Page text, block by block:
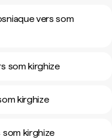
vers som
som kirghize
kirghize
som kirghize